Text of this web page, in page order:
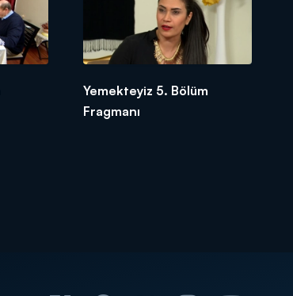
Yemekteyiz 5. Bölüm
Fragmanı